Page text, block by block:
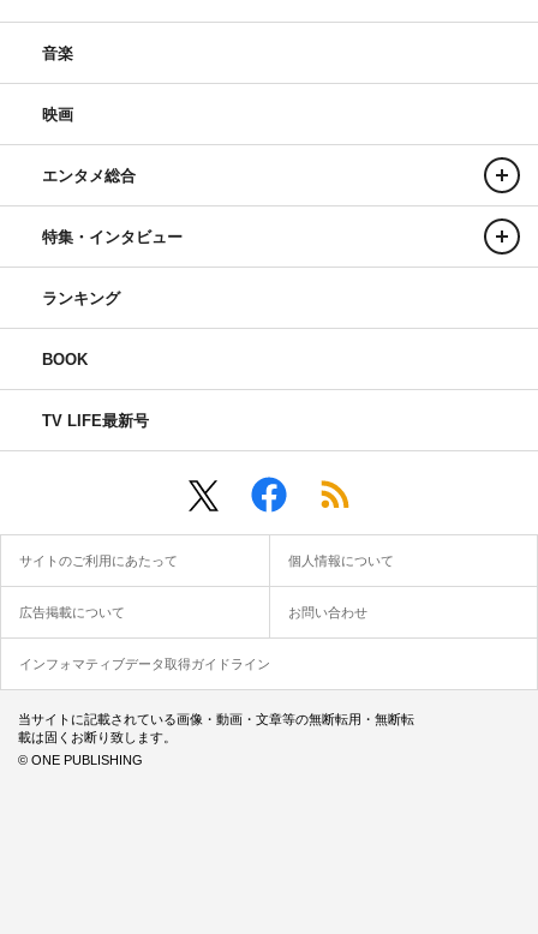
音楽
映画
エンタメ総合
特集・インタビュー
ランキング
BOOK
TV LIFE最新号
サイトのご利用にあたって 個人情報について
広告掲載について お問い合わせ
インフォマティブデータ取得ガイドライン
当サイトに記載されている画像・動画・文章等の無断転用・無断転
載は固くお断り致します。
© ONE PUBLISHING